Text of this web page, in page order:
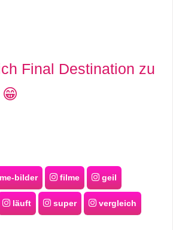
Final Destination zu
bilder filme geil
läuft super vergleich